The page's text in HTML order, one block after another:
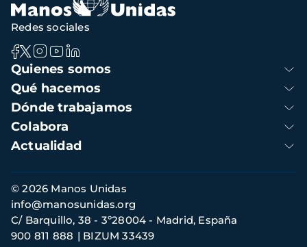
Navegación
principal
Quienes somos
Qué hacemos
Dónde trabajamos
Colabora
Actualidad
Redes sociales
Información
de
contacto
© 2026 Manos Unidas
C/ Barquillo, 38 - 3º28004 - Madrid, España
900 811 888
BIZUM 33439
info@manosunidas.org